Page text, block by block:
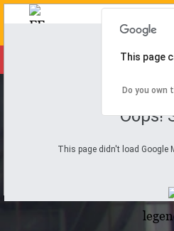
odkrywki
Oops!
This page didn't load Google
This page
Do you own